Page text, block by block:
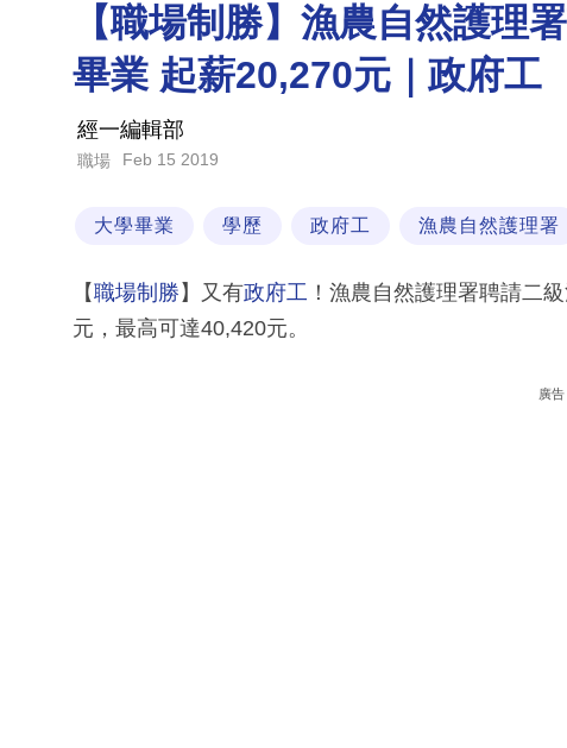
【職場制勝】漁農自然護理
畢業 起薪20,270元｜政府工
經一編輯部
職場 Feb 15 2019
大學畢業 學歷 政府工 漁農自然護理署
【職場制勝 】又有政府工 ！漁農自然護理署聘請二
元，最高可達40,420元。
廣告